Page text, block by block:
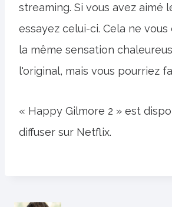
streaming. Si vous avez aimé
essayez celui-ci. Cela ne
la même sensation
l'original, mais vous pourriez
« Happy Gilmore 2 » est
diffuser sur Netflix.